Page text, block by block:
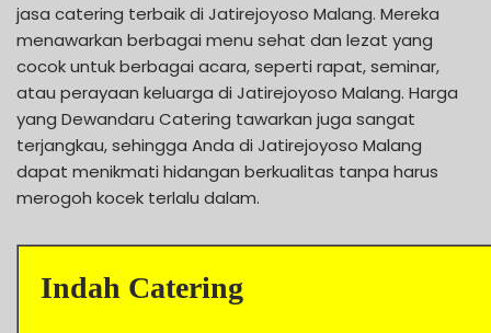
jasa catering terbaik di Jatirejoyoso Malang. Mereka
menawarkan berbagai menu sehat dan lezat yang
cocok untuk berbagai acara, seperti rapat, seminar,
atau perayaan keluarga di Jatirejoyoso Malang. Harga
yang Dewandaru Catering tawarkan juga sangat
terjangkau, sehingga Anda di Jatirejoyoso Malang
dapat menikmati hidangan berkualitas tanpa harus
merogoh kocek terlalu dalam.
Indah Catering